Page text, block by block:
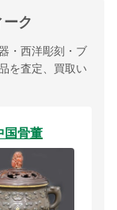
ク
・西洋彫刻・ブ
を査定、買取い
国骨董